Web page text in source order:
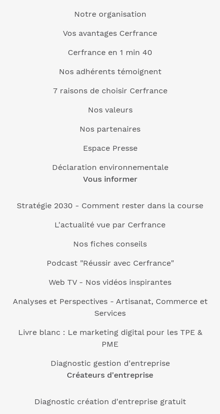
Notre organisation
Vos avantages Cerfrance
Cerfrance en 1 min 40
Nos adhérents témoignent
7 raisons de choisir Cerfrance
Nos valeurs
Nos partenaires
Espace Presse
Déclaration environnementale
Vous informer
Stratégie 2030 - Comment rester dans la course
L'actualité vue par Cerfrance
Nos fiches conseils
Podcast "Réussir avec Cerfrance"
Web TV - Nos vidéos inspirantes
Analyses et Perspectives - Artisanat, Commerce et
Services
Livre blanc : Le marketing digital pour les TPE &
PME
Diagnostic gestion d'entreprise
Créateurs d'entreprise
Diagnostic création d'entreprise gratuit